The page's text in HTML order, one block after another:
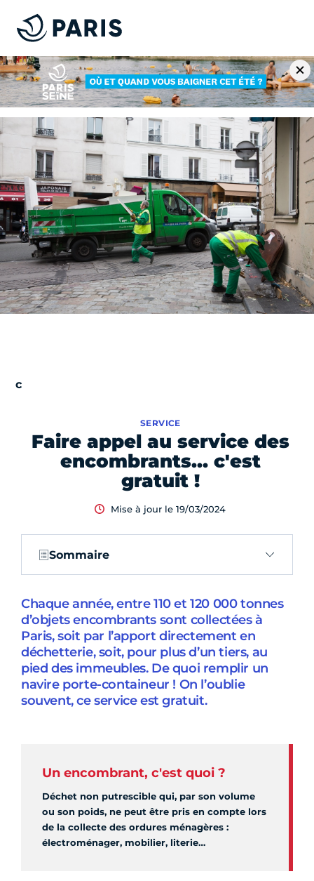
Faire appel au service des
encombrants… c'est
gratuit !
SERVICE
Mise à jour le 19/03/2024
Sommaire
Chaque année, entre 110 et 120 000 tonnes
d’objets encombrants sont collectées à
Paris, soit par l’apport directement en
déchetterie, soit, pour plus d’un tiers, au
pied des immeubles. De quoi remplir un
navire porte-containeur ! On l’oublie
souvent, ce service est gratuit.
Un encombrant, c'est quoi ?
Déchet non putrescible qui, par son volume
ou son poids, ne peut être pris en compte lors
de la collecte des ordures ménagères :
électroménager, mobilier, literie…